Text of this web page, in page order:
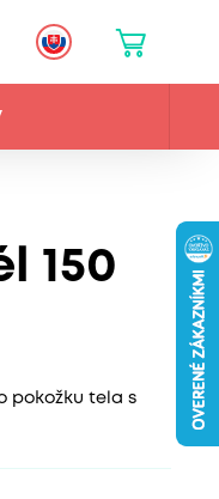
150
pokožku tela s